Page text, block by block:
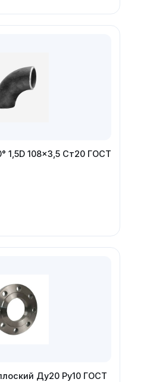
1,5D 108×3,5 Ст20 ГОСТ
Ду20 Ру10 ГОСТ